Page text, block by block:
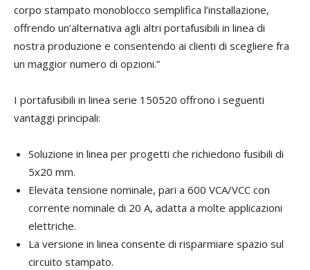
corpo stampato monoblocco semplifica l’installazione,
offrendo un’alternativa agli altri portafusibili in linea di
nostra produzione e consentendo ai clienti di scegliere fra
un maggior numero di opzioni.”
I portafusibili in linea serie 150520 offrono i seguenti
vantaggi principali:
Soluzione in linea per progetti che richiedono fusibili di
5x20 mm.
Elevata tensione nominale, pari a 600 VCA/VCC con
corrente nominale di 20 A, adatta a molte applicazioni
elettriche.
La versione in linea consente di risparmiare spazio sul
circuito stampato.